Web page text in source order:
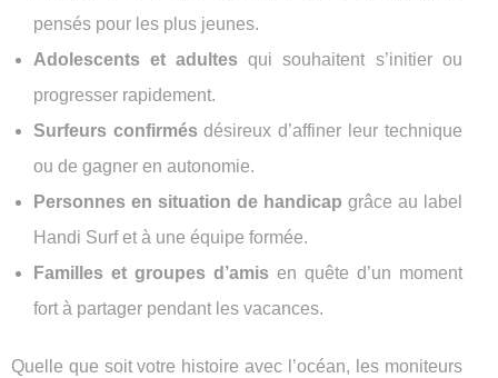
pensés pour les plus jeunes.
Adolescents et adultes qui souhaitent s’initier ou
progresser rapidement.
Surfeurs confirmés désireux d’affiner leur technique
ou de gagner en autonomie.
Personnes en situation de handicap grâce au label
Handi Surf et à une équipe formée.
Familles et groupes d’amis en quête d’un moment
fort à partager pendant les vacances.
Quelle que soit votre histoire avec l’océan, les moniteurs